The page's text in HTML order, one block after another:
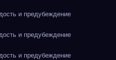
и предубеждение
и предубеждение
и предубеждение